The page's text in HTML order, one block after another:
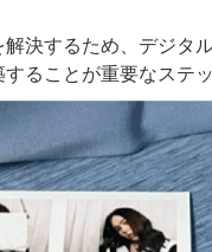
決するため、デジタ
ることが重要なステ